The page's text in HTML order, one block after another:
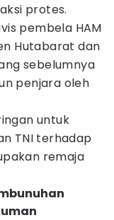
protes.
pembela HAM
Hutabarat dan
sebelumnya
penjara oleh
untuk
TNI terhadap
remaja